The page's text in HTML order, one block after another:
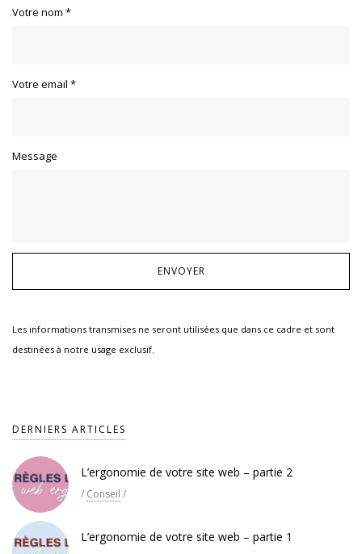
Votre nom *
Votre email *
Message
Les informations transmises ne seront utilisées que dans ce cadre et sont
destinées à notre usage exclusif.
DERNIERS ARTICLES
L’ergonomie de votre site web – partie 2
/ Conseil /
L’ergonomie de votre site web – partie 1